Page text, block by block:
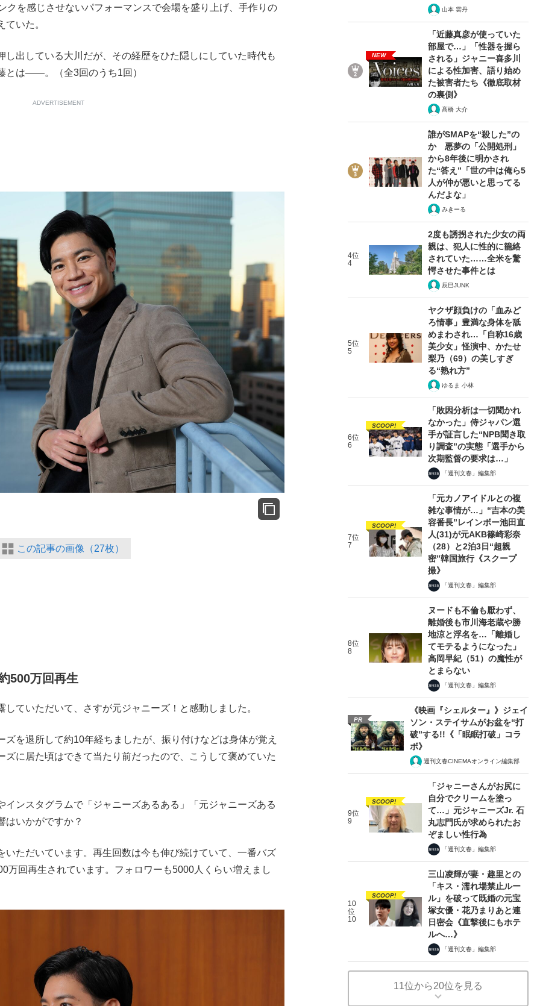
クを感じさせないパフォーマンスで会場を盛り上げ、手作りの
いた。
出している大川だが、その経歴をひた隠しにしていた時代も
とは――。（全3回のうち1回）
ADVERTISEMENT
この記事の画像（27枚）
500万回再生
ていただいて、さすが元ジャニーズ！と感動しました。
を退所して約10年経ちましたが、振り付けなどは身体が覚え
に居た頃はできて当たり前だったので、こうして褒めていた
ンスタグラムで「ジャニーズあるある」「元ジャニーズある
はいかがですか？
ただいています。再生回数は今も伸び続けていて、一番バズ
万回再生されています。フォロワーも5000人くらい増えまし
山本 雲丹
NEW
「近藤真彦が使っていた
部屋で…」「性器を握ら
される」ジャニー喜多川
による性加害、語り始め
た被害者たち《徹底取材
の裏側》
髙橋 大介
誰がSMAPを“殺した”の
か 悪夢の「公開処刑」
から8年後に明かされ
た“答え”「世の中は俺ら5
人が仲が悪いと思ってる
んだよな」
みきーる
4位
4
2度も誘拐された少女の両
親は、犯人に性的に籠絡
されていた……全米を驚
愕させた事件とは
辰巳JUNK
5位
5
ヤクザ顔負けの「血みど
ろ情事」豊満な身体を舐
めまわされ…「自称16歳
美少女」怪演中、かたせ
梨乃（69）の美しすぎ
る“熟れ方”
ゆるま 小林
6位
6
SCOOP!
「敗因分析は一切聞かれ
なかった」侍ジャパン選
手が証言した“NPB聞き取
り調査”の実態「選手から
次期監督の要求は…」
「週刊文春」編集部
7位
7
SCOOP!
「元カノアイドルとの複
雑な事情が…」“吉本の美
容番長”レインボー池田直
人(31)が元AKB篠崎彩奈
（28）と2泊3日“超親
密”韓国旅行《スクープ
撮》
「週刊文春」編集部
8位
8
ヌードも不倫も厭わず、
離婚後も市川海老蔵や勝
地涼と浮名を…「離婚し
てモテるようになった」
高岡早紀（51）の魔性が
とまらない
「週刊文春」編集部
PR
《映画『シェルター』》ジェイ
ソン・ステイサムがお盆を“打
破”する!!《「眠眠打破」コラ
ボ》
週刊文春CINEMAオンライン編集部
9位
9
SCOOP!
「ジャニーさんがお尻に
自分でクリームを塗っ
て…」元ジャニーズJr. 石
丸志門氏が求められたお
ぞましい性行為
「週刊文春」編集部
10
位
10
SCOOP!
三山凌輝が妻・趣里との
「キス・濡れ場禁止ルー
ル」を破って既婚の元宝
塚女優・花乃まりあと連
日密会《直撃後にもホテ
ルへ…》
「週刊文春」編集部
11位から20位を見る